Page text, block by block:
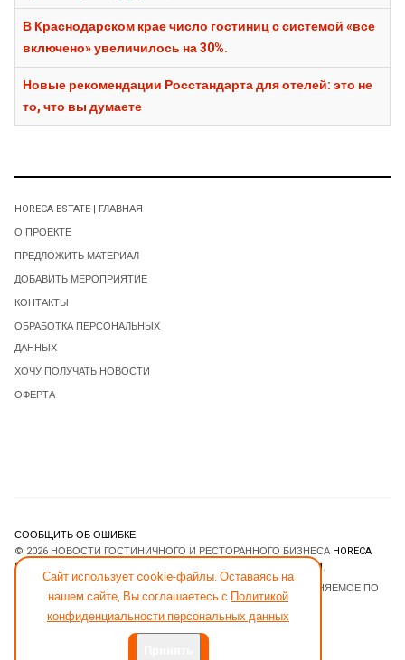
В Краснодарском крае число гостиниц с системой «все
включено» увеличилось на 30%.
Новые рекомендации Росстандарта для отелей: это не
то, что вы думаете
Сайт использует cookie-файлы. Оставаясь на
нашем сайте, Вы соглашаетесь с Политикой
конфиденциальности персональных данных
HORECA ESTATE | ГЛАВНАЯ
О ПРОЕКТЕ
ПРЕДЛОЖИТЬ МАТЕРИАЛ
ДОБАВИТЬ МЕРОПРИЯТИЕ
КОНТАКТЫ
ОБРАБОТКА ПЕРСОНАЛЬНЫХ
ДАННЫХ
ХОЧУ ПОЛУЧАТЬ НОВОСТИ
ОФЕРТА
СООБЩИТЬ ОБ ОШИБКЕ
© 2026 НОВОСТИ ГОСТИНИЧНОГО И РЕСТОРАННОГО БИЗНЕСА HORECA
ESTATE
JOOMLART.COM.
- ПРОГРАММНОЕ ОБЕСПЕЧЕНИЕ, РАСПРОСТРАНЯЕМОЕ ПО
ЛИЦЕНЗИИGNU GENERAL PUBLIC LICENSE